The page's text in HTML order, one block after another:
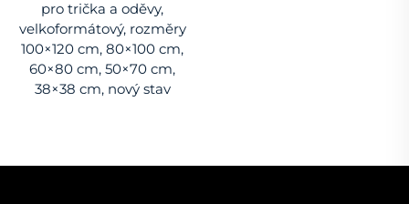
pro trička a oděvy,
velkoformátový, rozměry
100×120 cm, 80×100 cm,
60×80 cm, 50×70 cm,
38×38 cm, nový stav